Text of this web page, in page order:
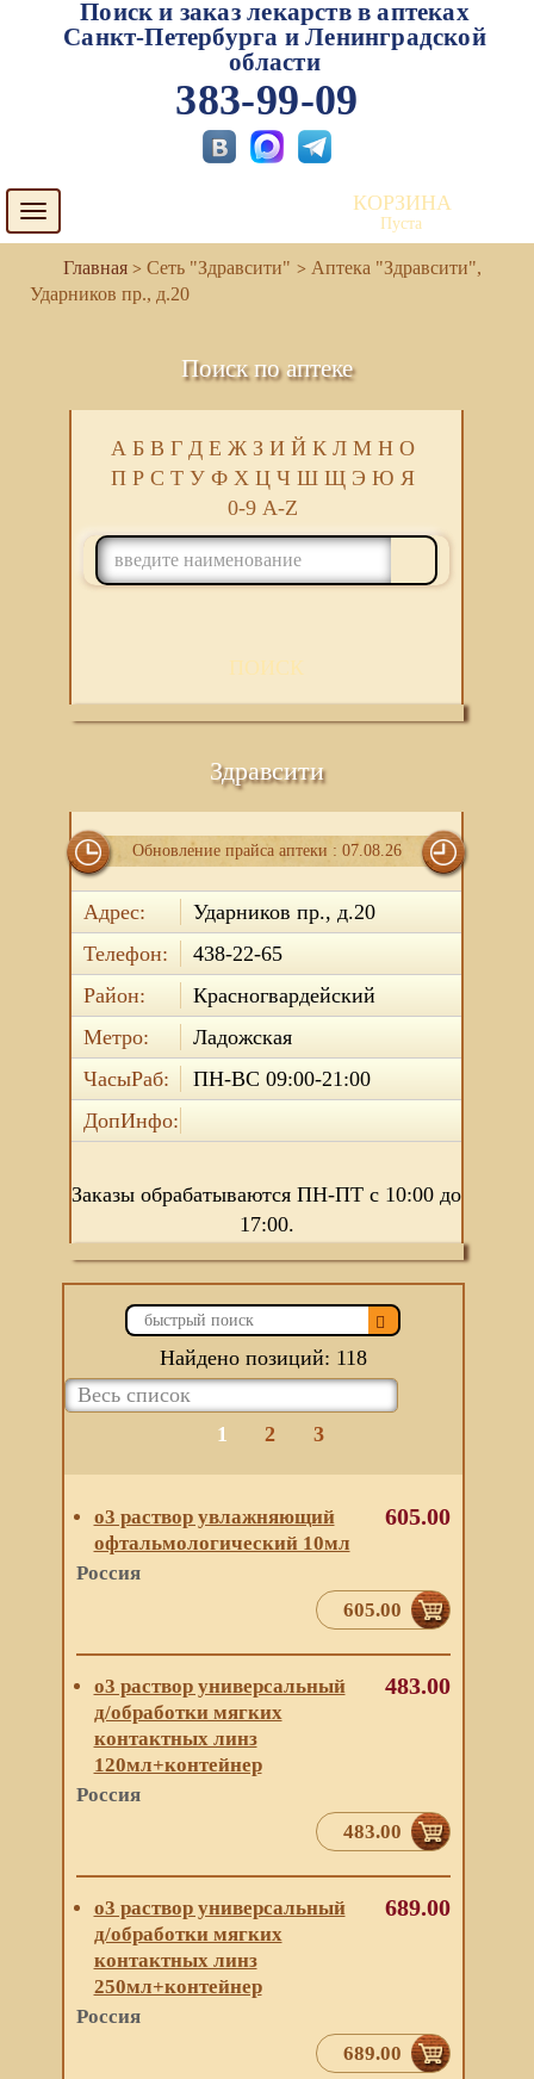
Поиск и заказ лекарств в аптеках
Санкт-Петербурга и Ленинградской
области
383-99-09
Toggle
navigation
КОРЗИНА
Пуста
Сеть "Здравсити"
Аптека "Здравсити",
Ударников пр., д.20
Поиск по аптеке
А Б В Г Д Е Ж З И Й К Л М Н О
П Р С Т У Ф Х Ц Ч Ш Щ Э Ю Я
0-9 A-Z
ПОИСК
Здравсити
Обновление прайса аптеки : 07.08.26
Адрес:
Ударников пр., д.20
Телефон:
438-22-65
Район:
Красногвардейский
Метро:
Ладожская
ЧасыРаб:
ПН-ВС 09:00-21:00
ДопИнфо:
Заказы обрабатываются ПН-ПТ с 10:00 до
17:00.
Найдено позиций: 118
1 2 3
о3 раствор увлажняющий
офтальмологический 10мл
Россия
605.00
605.00
о3 раствор универсальный
д/обработки мягких
контактных линз
120мл+контейнер
Россия
483.00
483.00
о3 раствор универсальный
д/обработки мягких
контактных линз
250мл+контейнер
Россия
689.00
689.00